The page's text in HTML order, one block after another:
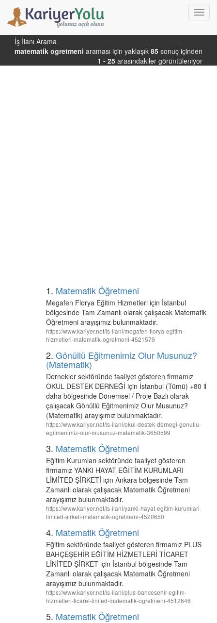
İş İlanı Arama
matematik ogretmeni araması için yaklaşık 85 sonuç içinden
1 - 25 arasındakiler görüntüleniyor
1. Matematik Öğretmeni
Megafen Florya Eğitim Hizmetleri için İstanbul
bölgesinde Tam Zamanlı olarak çalışacak Matematik
Öğretmeni arayışımız bulunmaktadır.
https://www.kariyer.net/is-ilani/megafen-florya-egitim-
hizmetleri-matematik-ogretmeni-4521579
2. Gönüllü Eğitmenimiz Olur Musunuz?
(Matematik)
Dernekler sektöründe faaliyet gösteren firmamız
OKUL DESTEK DERNEĞİ için İstanbul (Tümü) +80 il
daha bölgesinde Dönemsel / Proje Bazlı olarak
çalışacak Gönüllü Eğitmenimiz Olur Musunuz?
(Matematik) arayışımız bulunmaktadır.
https://www.kariyer.net/is-ilani/okul-destek-dernegi-gonullu-
egitmenimiz-olur-musunuz-matematik-3650599
3. Matematik Öğretmeni
Eğitim Kurumları sektöründe faaliyet gösteren
firmamız YANKI HAYAT EĞİTİM KURUMLARI
LİMİTED ŞİRKETİ için Ankara bölgesinde Tam
Zamanlı olarak çalışacak Matematik Öğretmeni
arayışımız bulunmaktadır.
https://www.kariyer.net/is-ilani/yanki-hayat-egitim-kurumlari-
limited-sirketi-matematik-ogretmeni-4520650
4. Matematik Öğretmeni
Eğitim sektöründe faaliyet gösteren firmamız PLUS
BAHÇEŞEHİR EĞİTİM HİZMETLERİ TİCARET
LİNİTED ŞİRKET için İstanbul bölgesinde Tam
Zamanlı olarak çalışacak Matematik Öğretmeni
arayışımız bulunmaktadır.
https://www.kariyer.net/is-ilani/plus-bahcesehir-egitim-
hizmetleri-ticaret-linited-matematik-ogretmeni-4512646
5. Matematik Öğretmeni